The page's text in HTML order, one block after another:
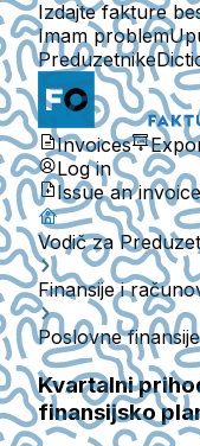
Izdajte fakture
Imam problem
Preduzetnike
Invoices
Log in
Issue an invoice
Vodič za
Finansije i
Poslovne finansije
Kvartalni
finansijsko